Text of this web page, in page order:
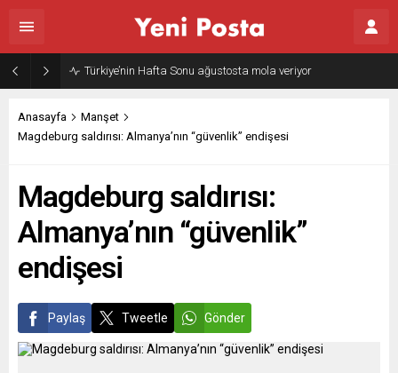
Gazze’nin geleceği: Teknokratik kontrol mü, kolonializm mi?
Anasayfa
Manşet
Magdeburg saldırısı: Almanya’nın “güvenlik” endişesi
Magdeburg saldırısı:
Almanya’nın “güvenlik”
endişesi
Paylaş Tweetle Gönder